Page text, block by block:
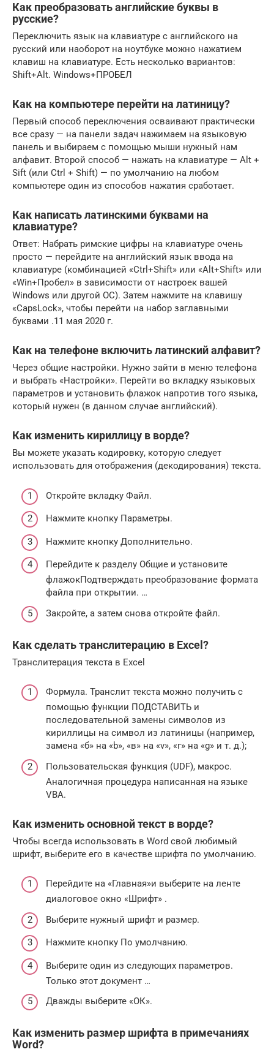
Как преобразовать английские буквы в
русские?
Переключить язык на клавиатуре с английского на
русский или наоборот на ноутбуке можно нажатием
клавиш на клавиатуре. Есть несколько вариантов:
Shift+Alt. Windows+ПРОБЕЛ
Как на компьютере перейти на латиницу?
Первый способ переключения осваивают практически
все сразу — на панели задач нажимаем на языковую
панель и выбираем с помощью мыши нужный нам
алфавит. Второй способ — нажать на клавиатуре — Alt +
Sift (или Ctrl + Shift) — по умолчанию на любом
компьютере один из способов нажатия сработает.
Как написать латинскими буквами на
клавиатуре?
Ответ: Набрать римские цифры на клавиатуре очень
просто — перейдите на английский язык ввода на
клавиатуре (комбинацией «Ctrl+Shift» или «Alt+Shift» или
«Win+Пробел» в зависимости от настроек вашей
Windows или другой ОС). Затем нажмите на клавишу
«CapsLock», чтобы перейти на набор заглавными
буквами .11 мая 2020 г.
Как на телефоне включить латинский алфавит?
Через общие настройки. Нужно зайти в меню телефона
и выбрать «Настройки». Перейти во вкладку языковых
параметров и установить флажок напротив того языка,
который нужен (в данном случае английский).
Как изменить кириллицу в ворде?
Вы можете указать кодировку, которую следует
использовать для отображения (декодирования) текста.
Откройте вкладку Файл.
Нажмите кнопку Параметры.
Нажмите кнопку Дополнительно.
Перейдите к разделу Общие и установите
флажокПодтверждать преобразование формата
файла при открытии. …
Закройте, а затем снова откройте файл.
Как сделать транслитерацию в Excel?
Транслитерация текста в Excel
Формула. Транслит текста можно получить с
помощью функции ПОДСТАВИТЬ и
последовательной замены символов из
кириллицы на символ из латиницы (например,
замена «б» на «b», «в» на «v», «г» на «g» и т. д.);
Пользовательская функция (UDF), макрос.
Аналогичная процедура написанная на языке
VBA.
Как изменить основной текст в ворде?
Чтобы всегда использовать в Word свой любимый
шрифт, выберите его в качестве шрифта по умолчанию.
Перейдите на «Главная»и выберите на ленте
диалоговое окно «Шрифт» .
Выберите нужный шрифт и размер.
Нажмите кнопку По умолчанию.
Выберите один из следующих параметров.
Только этот документ …
Дважды выберите «ОК».
Как изменить размер шрифта в примечаниях
Word?